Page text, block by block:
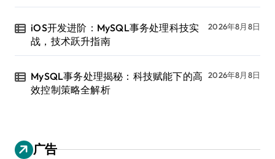
iOS开发进阶：MySQL事务处理科技实
战，技术跃升指南
2026年8月8日
MySQL事务处理揭秘：科技赋能下的高
效控制策略全解析
2026年8月8日
广告